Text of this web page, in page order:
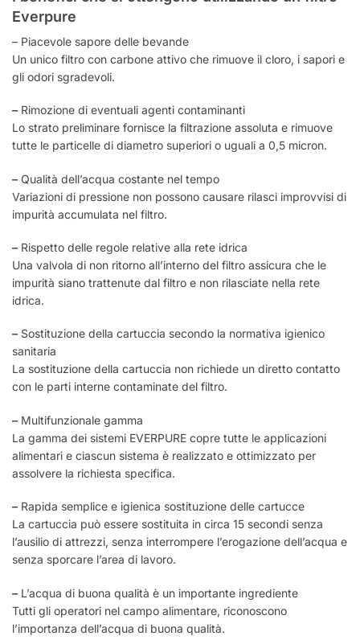
Everpure
– Piacevole sapore delle bevande
Un unico filtro con carbone attivo che rimuove il cloro, i sapori e
gli odori sgradevoli.
– Rimozione di eventuali agenti contaminanti
Lo strato preliminare fornisce la filtrazione assoluta e rimuove
tutte le particelle di diametro superiori o uguali a 0,5 micron.
– Qualità dell’acqua costante nel tempo
Variazioni di pressione non possono causare rilasci improvvisi di
impurità accumulata nel filtro.
– Rispetto delle regole relative alla rete idrica
Una valvola di non ritorno all’interno del filtro assicura che le
impurità siano trattenute dal filtro e non rilasciate nella rete
idrica.
– Sostituzione della cartuccia secondo la normativa igienico
sanitaria
La sostituzione della cartuccia non richiede un diretto contatto
con le parti interne contaminate del filtro.
– Multifunzionale gamma
La gamma dei sistemi EVERPURE copre tutte le applicazioni
alimentari e ciascun sistema è realizzato e ottimizzato per
assolvere la richiesta specifica.
– Rapida semplice e igienica sostituzione delle cartucce
La cartuccia può essere sostituita in circa 15 secondi senza
l’ausilio di attrezzi, senza interrompere l’erogazione dell’acqua e
senza sporcare l’area di lavoro.
– L’acqua di buona qualità è un importante ingrediente
Tutti gli operatori nel campo alimentare, riconoscono
l’importanza dell’acqua di buona qualità.